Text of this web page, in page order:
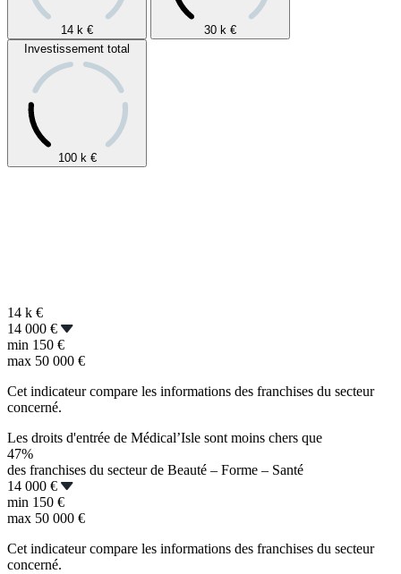
14 k € 30 k €
Investissement total
100 k €
14 k €
14 000 €
min 150 €
max 50 000 €
Cet indicateur compare les informations des franchises du secteur
concerné.
Les droits d'entrée de Médical’Isle sont moins chers que
47%
des franchises du secteur de Beauté – Forme – Santé
14 000 €
min 150 €
max 50 000 €
Cet indicateur compare les informations des franchises du secteur
concerné.